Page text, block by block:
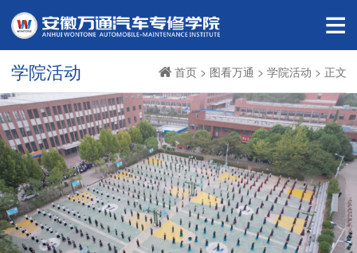
学院活动 首页> 图看万通 > 学院活动 > 正文